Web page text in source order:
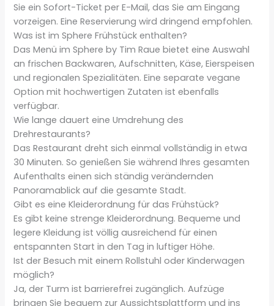
Sie ein Sofort-Ticket per E-Mail, das Sie am Eingang
vorzeigen. Eine Reservierung wird dringend empfohlen.
Was ist im Sphere Frühstück enthalten?
Das Menü im Sphere by Tim Raue bietet eine Auswahl
an frischen Backwaren, Aufschnitten, Käse, Eierspeisen
und regionalen Spezialitäten. Eine separate vegane
Option mit hochwertigen Zutaten ist ebenfalls
verfügbar.
Wie lange dauert eine Umdrehung des
Drehrestaurants?
Das Restaurant dreht sich einmal vollständig in etwa
30 Minuten. So genießen Sie während Ihres gesamten
Aufenthalts einen sich ständig verändernden
Panoramablick auf die gesamte Stadt.
Gibt es eine Kleiderordnung für das Frühstück?
Es gibt keine strenge Kleiderordnung. Bequeme und
legere Kleidung ist völlig ausreichend für einen
entspannten Start in den Tag in luftiger Höhe.
Ist der Besuch mit einem Rollstuhl oder Kinderwagen
möglich?
Ja, der Turm ist barrierefrei zugänglich. Aufzüge
bringen Sie bequem zur Aussichtsplattform und ins